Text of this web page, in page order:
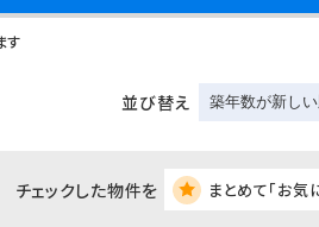
す
並び替え
チェックした物件を まとめて「お気